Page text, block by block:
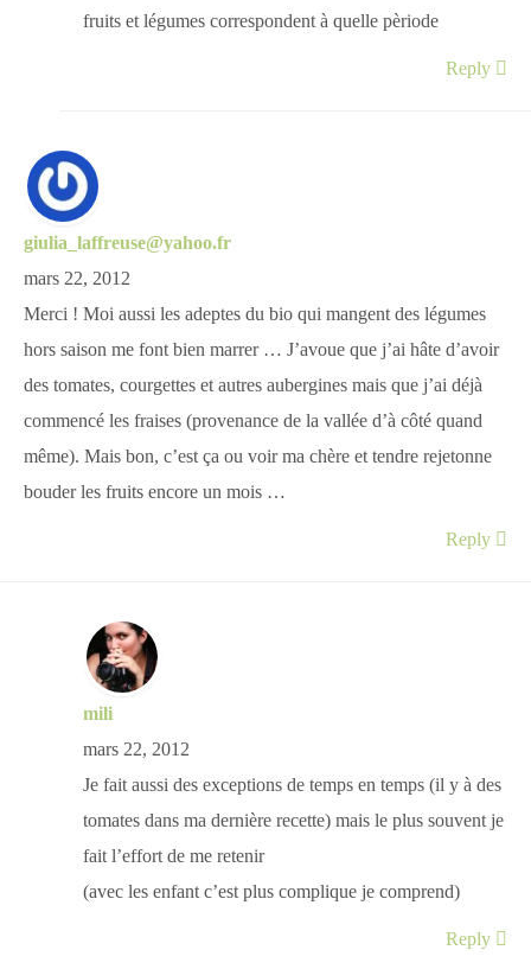
fruits et légumes correspondent à quelle pèriode
Reply
giulia_laffreuse@yahoo.fr
mars 22, 2012
Merci ! Moi aussi les adeptes du bio qui mangent des légumes
hors saison me font bien marrer … J’avoue que j’ai hâte d’avoir
des tomates, courgettes et autres aubergines mais que j’ai déjà
commencé les fraises (provenance de la vallée d’à côté quand
même). Mais bon, c’est ça ou voir ma chère et tendre rejetonne
bouder les fruits encore un mois …
Reply
mili
mars 22, 2012
Je fait aussi des exceptions de temps en temps (il y à des
tomates dans ma dernière recette) mais le plus souvent je
fait l’effort de me retenir
(avec les enfant c’est plus complique je comprend)
Reply